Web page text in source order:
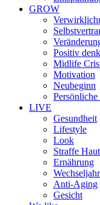
GROW
Positiv
Midlife
Motivation
Neubeginn
LIVE
Gesundheit
Lifestyle
Look
Straffe Haut
Ernährung
Anti-Aging
Gesicht